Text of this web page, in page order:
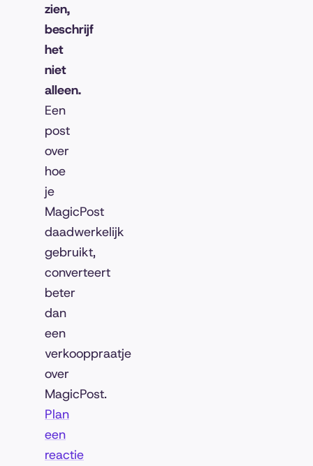
zien,
beschrijf
het
niet
alleen.
Een
post
over
hoe
je
MagicPost
daadwerkelijk
gebruikt,
converteert
beter
dan
een
verkooppraatje
over
MagicPost.
Plan
een
reactie